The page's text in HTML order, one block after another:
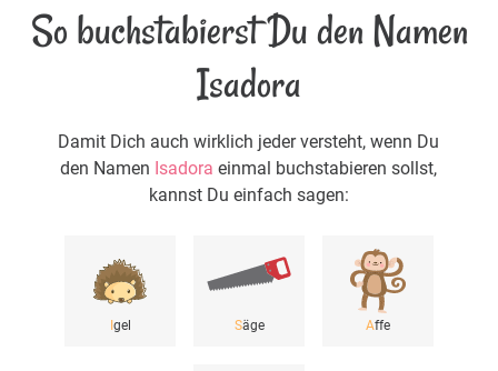
So buchstabierst Du den Namen
Isadora
Damit Dich auch wirklich jeder versteht, wenn Du
den Namen Isadora einmal buchstabieren sollst,
kannst Du einfach sagen:
Igel Säge Affe